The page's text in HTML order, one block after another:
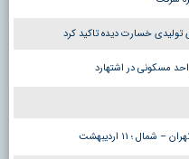
تولیدی خسارت دیده تاکید کرد
؛ ١١ اردیبهشت